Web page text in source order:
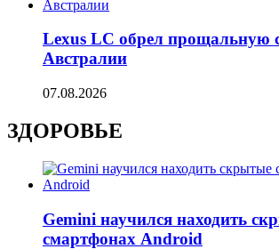
Lexus LC обрел прощальную
Австралии
07.08.2026
ЗДОРОВЬЕ
Gemini научился находить
смартфонах Android